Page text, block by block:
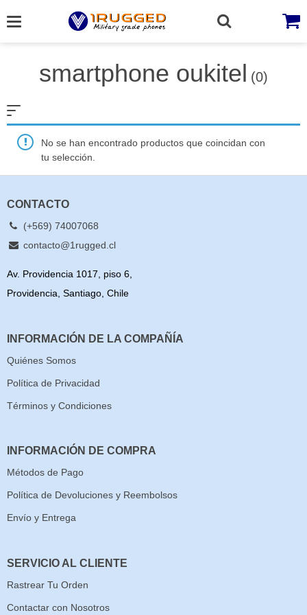
to
smartphone oukitel (0)
No se han encontrado productos que coincidan con
tu selección.
CONTACTO
(+569) 74007068
contacto@1rugged.cl
Av. Providencia 1017, piso 6,
Providencia, Santiago, Chile
INFORMACIÓN DE LA COMPAÑÍA
Quiénes Somos
Política de Privacidad
Términos y Condiciones
INFORMACIÓN DE COMPRA
Métodos de Pago
Política de Devoluciones y Reembolsos
Envío y Entrega
SERVICIO AL CLIENTE
Rastrear Tu Orden
Contactar con Nosotros